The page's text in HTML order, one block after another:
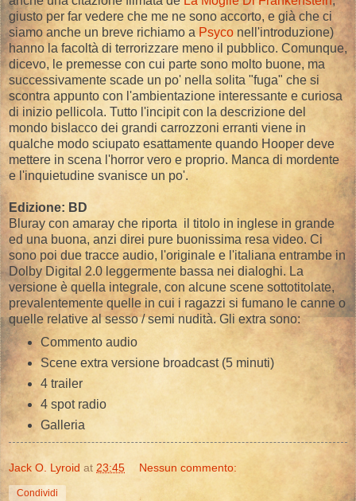
giusto per far vedere che me ne sono accorto, e già che ci
siamo anche un breve richiamo a Psyco nell'introduzione)
hanno la facoltà di terrorizzare meno il pubblico. Comunque,
dicevo, le premesse con cui parte sono molto buone, ma
successivamente scade un po' nella solita "fuga" che si
scontra appunto con l'ambientazione interessante e curiosa
di inizio pellicola. Tutto l'incipit con la descrizione del
mondo bislacco dei grandi carrozzoni erranti viene in
qualche modo sciupato esattamente quando Hooper deve
mettere in scena l'horror vero e proprio. Manca di mordente
e l'inquietudine svanisce un po'.
Edizione: BD
Bluray con amaray che riporta il titolo in inglese in grande
ed una buona, anzi direi pure buonissima resa video. Ci
sono poi due tracce audio, l'originale e l'italiana entrambe in
Dolby Digital 2.0 leggermente bassa nei dialoghi. La
versione è quella integrale, con alcune scene sottotitolate,
prevalentemente quelle in cui i ragazzi si fumano le canne o
quelle relative al sesso / semi nudità. Gli extra sono:
Commento audio
Scene extra versione broadcast (5 minuti)
4 trailer
4 spot radio
Galleria
Jack O. Lyroid at 23:45 Nessun commento:
Condividi